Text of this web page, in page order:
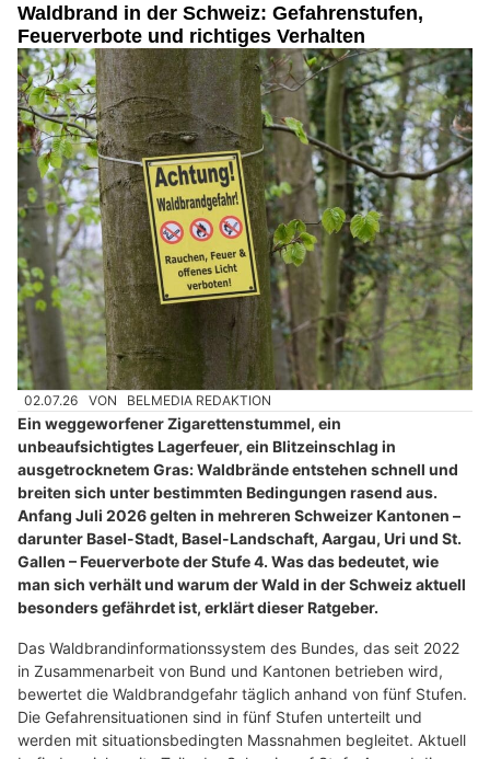
Waldbrand in der Schweiz: Gefahrenstufen,
Feuerverbote und richtiges Verhalten
02.07.26 VON BELMEDIA REDAKTION
Ein weggeworfener Zigarettenstummel, ein
unbeaufsichtigtes Lagerfeuer, ein Blitzeinschlag in
ausgetrocknetem Gras: Waldbrände entstehen schnell und
breiten sich unter bestimmten Bedingungen rasend aus.
Anfang Juli 2026 gelten in mehreren Schweizer Kantonen –
darunter Basel-Stadt, Basel-Landschaft, Aargau, Uri und St.
Gallen – Feuerverbote der Stufe 4. Was das bedeutet, wie
man sich verhält und warum der Wald in der Schweiz aktuell
besonders gefährdet ist, erklärt dieser Ratgeber.
Das Waldbrandinformationssystem des Bundes, das seit 2022
in Zusammenarbeit von Bund und Kantonen betrieben wird,
bewertet die Waldbrandgefahr täglich anhand von fünf Stufen.
Die Gefahrensituationen sind in fünf Stufen unterteilt und
werden mit situationsbedingten Massnahmen begleitet. Aktuell